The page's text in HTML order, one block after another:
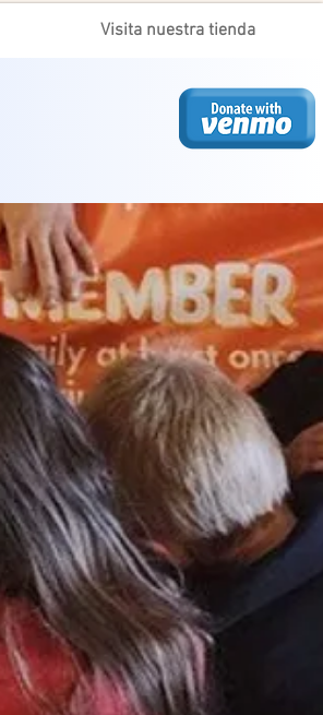
Visita nuestra tienda